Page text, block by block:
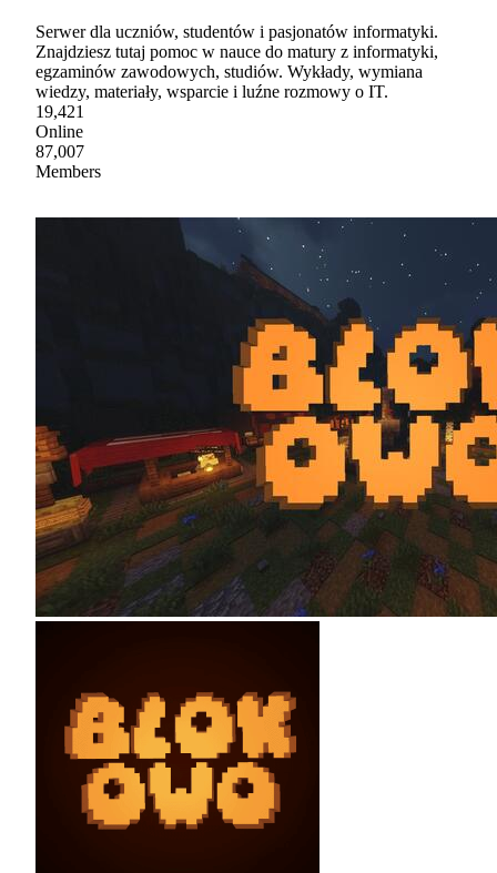
Serwer dla uczniów, studentów i pasjonatów informatyki.
Znajdziesz tutaj pomoc w nauce do matury z informatyki,
egzaminów zawodowych, studiów. Wykłady, wymiana
wiedzy, materiały, wsparcie i luźne rozmowy o IT.
19,421
Online
87,007
Members